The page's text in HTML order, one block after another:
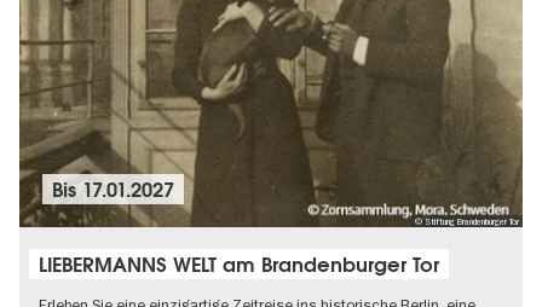
© Stiftung Brandenburger Tor
Bis 17.01.2027
LIEBERMANNS WELT am Brandenburger Tor